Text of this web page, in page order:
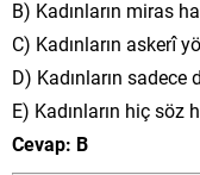
B) Kadınların miras
C) Kadınların askerî
D) Kadınların
E) Kadınların hiç söz
Cevap: B